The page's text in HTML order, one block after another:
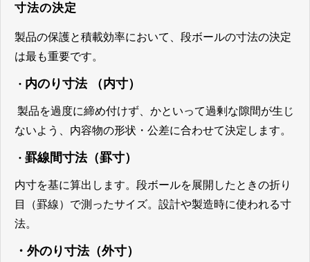
寸法の決定
製品の保護と積載効率において、段ボールの寸法の決定
は最も重要です。
・ 内のり寸法（内寸）
製品を過度に締め付けず、かといって過剰な隙間が生じ
ないよう、内容物の形状・公差に合わせて決定します。
・ 罫線間寸法（罫寸）
内寸を基に算出します。段ボールを展開したときの折り
目（罫線）で測ったサイズ。設計や製造時に使われる寸
法。
・外のり寸法（外寸）